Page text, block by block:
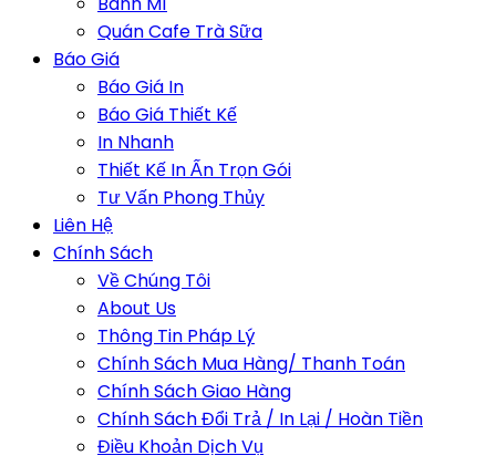
Quán Cafe Trà Sữa
Báo Giá
Báo Giá In
Báo Giá Thiết Kế
In Nhanh
Thiết Kế In Ấn Trọn Gói
Tư Vấn Phong Thủy
Liên Hệ
Chính Sách
Về Chúng Tôi
About Us
Thông Tin Pháp Lý
Chính Sách Mua Hàng/ Thanh Toán
Chính Sách Giao Hàng
Chính Sách Đổi Trả / In Lại / Hoàn Tiền
Điều Khoản Dịch Vụ